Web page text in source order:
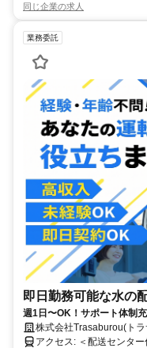
同じ企業の求人
業務委託
即日勤務可能な水の
週1日〜OK！サポート体制
株式会社Trasaburou(ト
アクセス: ＜配送